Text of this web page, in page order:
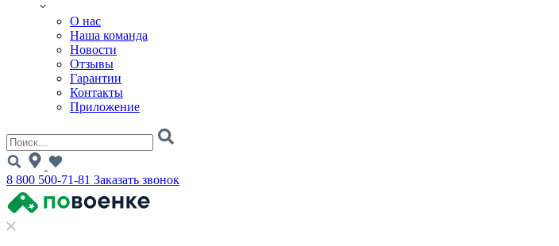
О нас
Наша команда
Новости
Отзывы
Гарантии
Контакты
Приложение
8 800 500-71-81 Заказать звонок